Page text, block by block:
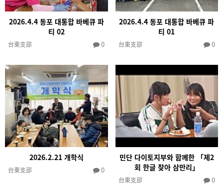
2026.4.4 동포 대통합 바베큐 파
티 02
台東支部 0
2026.4.4 동포 대통합 바베큐 파
티 01
台東支部 0
2026.2.21 개학식
台東支部 0
민단 다이토지부와 함께한 「제2
회 한글 찾아 삼만리」
台東支部 0